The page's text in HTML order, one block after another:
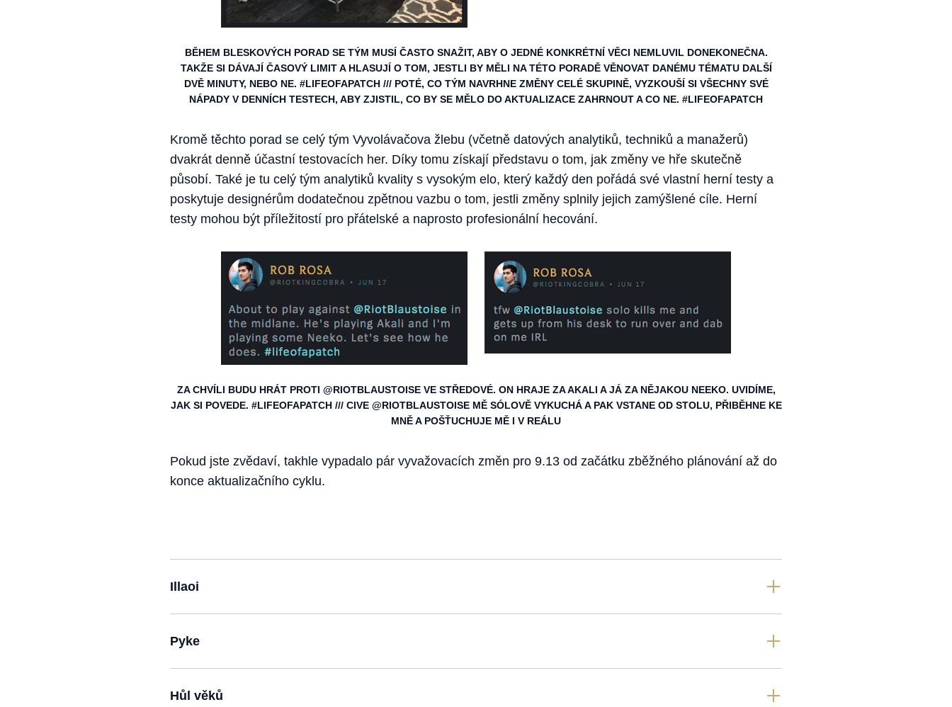
BĚHEM BLESKOVÝCH PORAD SE TÝM MUSÍ ČASTO SNAŽIT, ABY O JEDNÉ KONKRÉTNÍ VĚCI NEMLUVIL DONEKONEČNA.
TAKŽE SI DÁVAJÍ ČASOVÝ LIMIT A HLASUJÍ O TOM, JESTLI BY MĚLI NA TÉTO PORADĚ VĚNOVAT DANÉMU TÉMATU DALŠÍ
DVĚ MINUTY, NEBO NE. #LIFEOFAPATCH /// POTÉ, CO TÝM NAVRHNE ZMĚNY CELÉ SKUPINĚ, VYZKOUŠÍ SI VŠECHNY SVÉ
NÁPADY V DENNÍCH TESTECH, ABY ZJISTIL, CO BY SE MĚLO DO AKTUALIZACE ZAHRNOUT A CO NE. #LIFEOFAPATCH
Kromě těchto porad se celý tým Vyvolávačova žlebu (včetně datových analytiků, techniků a manažerů)
dvakrát denně účastní testovacích her. Díky tomu získají představu o tom, jak změny ve hře skutečně
působí. Také je tu celý tým analytiků kvality s vysokým elo, který každý den pořádá své vlastní herní testy a
poskytuje designérům dodatečnou zpětnou vazbu o tom, jestli změny splnily jejich zamýšlené cíle. Herní
testy mohou být příležitostí pro přátelské a naprosto profesionální hecování.
ZA CHVÍLI BUDU HRÁT PROTI @RIOTBLAUSTOISE VE STŘEDOVÉ. ON HRAJE ZA AKALI A JÁ ZA NĚJAKOU NEEKO. UVIDÍME,
JAK SI POVEDE. #LIFEOFAPATCH /// CIVE @RIOTBLAUSTOISE MĚ SÓLOVĚ VYKUCHÁ A PAK VSTANE OD STOLU, PŘIBĚHNE KE
MNĚ A POŠŤUCHUJE MĚ I V REÁLU
Pokud jste zvědaví, takhle vypadalo pár vyvažovacích změn pro 9.13 od začátku zběžného plánování až do
konce aktualizačního cyklu.
Illaoi
Pyke
Hůl věků